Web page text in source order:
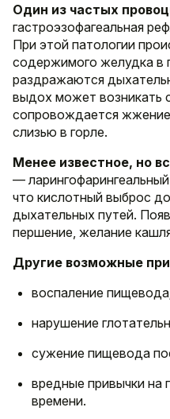
Один из частых
гастроэзофагеальная
При этой патологии
содержимого желудка в
раздражаются
выдох может возникать
сопровождается
слизью в горле.
Менее известное, но
—
что кислотный выброс
дыхательных путей.
першение, желание
Другие возможные
воспаление
нарушение
сужение пищевода
вредные привычки на
времени.